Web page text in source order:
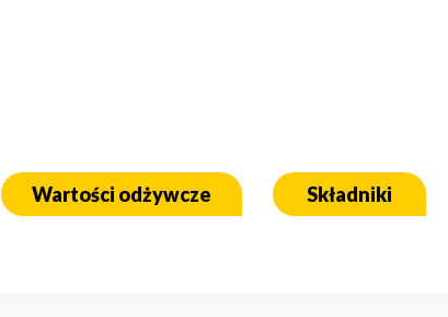
Wartości odżywcze Składniki